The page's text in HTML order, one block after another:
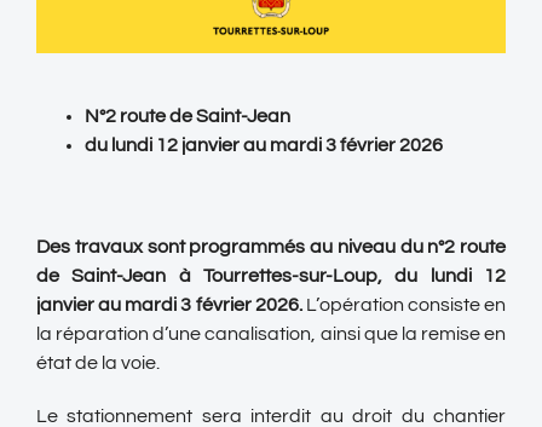
N°2 route de Saint-Jean
du lundi 12 janvier au mardi 3 février 2026
Des travaux sont programmés au niveau du n°2 route
de Saint-Jean à Tourrettes-sur-Loup,du lundi 12
janvier au mardi 3 février 2026. L’opération consiste en
la réparation d’une canalisation, ainsi que la remise en
état de la voie.
Le stationnement sera interdit au droit du chantier